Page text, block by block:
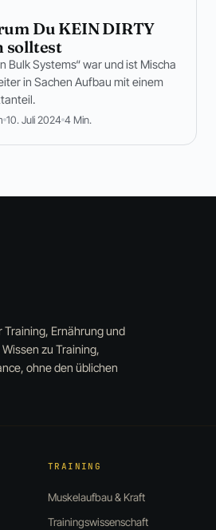
Du KEIN DIRTY
solltest
Bulk Systems“ war und ist Mischa
in Sachen Aufbau mit einem
10. Juli 2024 4 Min.
Training, Ernährung und
zu Training,
ohne den üblichen
TRAINING
Muskelaufbau & Kraft
Trainingswissenschaft